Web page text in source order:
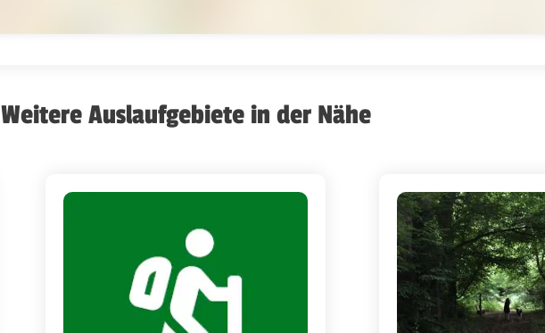
Weitere Auslaufgebiete in der Nähe